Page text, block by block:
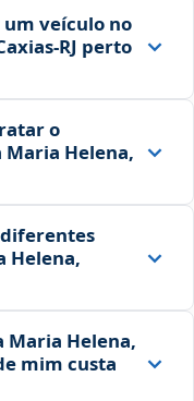
veículo no
perto
o
Helena,
Helena,
Maria Helena,
mim custa